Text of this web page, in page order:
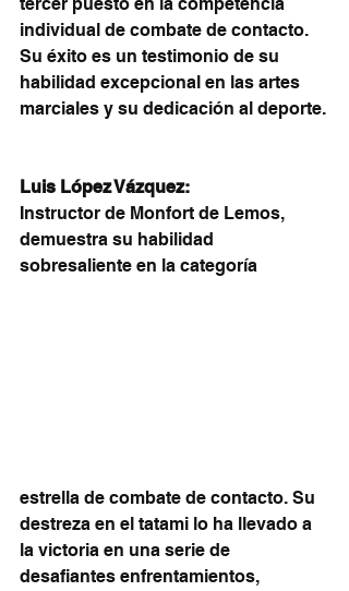
individual de combate de contacto.
Su éxito es un testimonio de su
habilidad excepcional en las artes
marciales y su dedicación al deporte.
Luis López Vázquez:
Instructor de Monfort de Lemos,
demuestra su habilidad
sobresaliente en la categoría
estrella de combate de contacto. Su
destreza en el tatami lo ha llevado a
la victoria en una serie de
desafiantes enfrentamientos,